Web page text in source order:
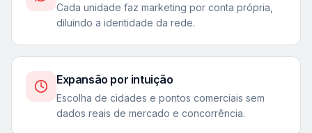
Cada unidade faz marketing por conta própria,
diluindo a identidade da rede.
Expansão por intuição
Escolha de cidades e pontos comerciais sem
dados reais de mercado e concorrência.